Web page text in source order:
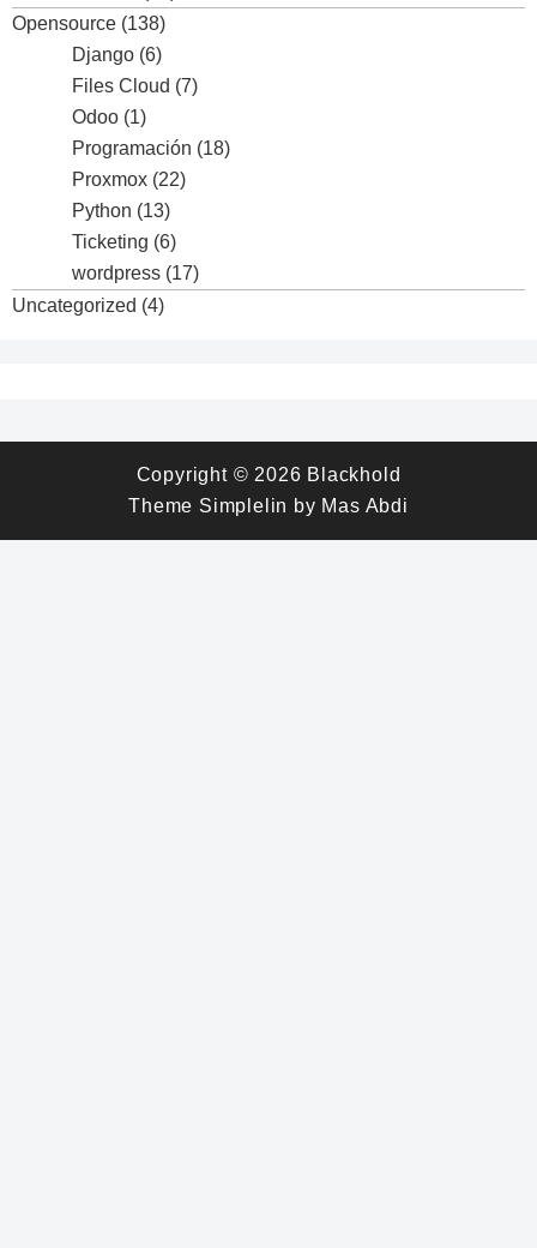
Opensource (138)
Django (6)
Files Cloud (7)
Odoo (1)
Programación (18)
Proxmox (22)
Python (13)
Ticketing (6)
wordpress (17)
Uncategorized (4)
Copyright © 2026 Blackhold
Theme Simplelin by Mas Abdi